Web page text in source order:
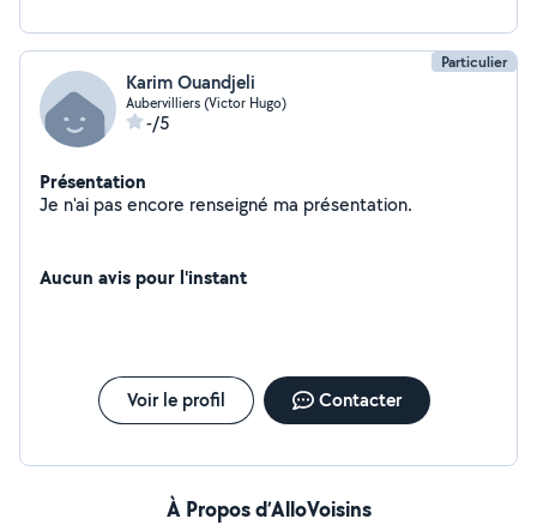
Particulier
Karim Ouandjeli
Aubervilliers (Victor Hugo)
-/5
Présentation
Je n'ai pas encore renseigné ma présentation.
Aucun avis pour l'instant
Voir le profil Contacter
À Propos d’AlloVoisins